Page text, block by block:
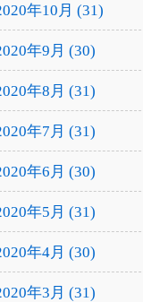
年10月 (31)
年9月 (30)
年8月 (31)
年7月 (31)
年6月 (30)
年5月 (31)
年4月 (30)
年3月 (31)